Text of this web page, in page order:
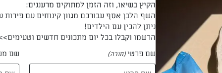
הקיץ בשיאו, וזה הזמן למתוקים מרעננים:
השף הלבן אסף עבורכם מגוון קינוחים עם פירות
ניתן להכין עם הילדים!
הרשמו וקבלו בכל יום מתכונים חדשים
שם פרטי(חובה) שם